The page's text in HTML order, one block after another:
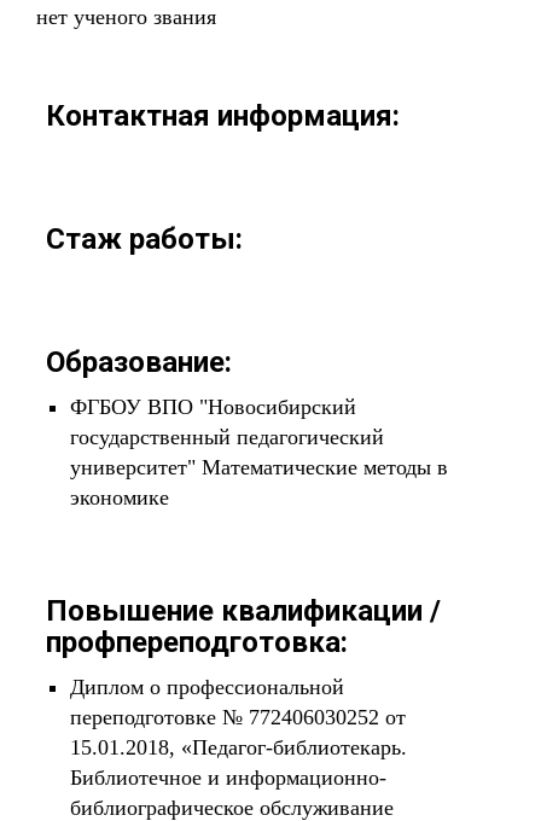
нет ученого звания
Контактная информация:
Стаж работы:
Образование:
ФГБОУ ВПО "Новосибирский
государственный педагогический
университет" Математические методы в
экономике
Повышение квалификации /
профпереподготовка:
Диплом о профессиональной
переподготовке № 772406030252 от
15.01.2018, «Педагог-библиотекарь.
Библиотечное и информационно-
библиографическое обслуживание